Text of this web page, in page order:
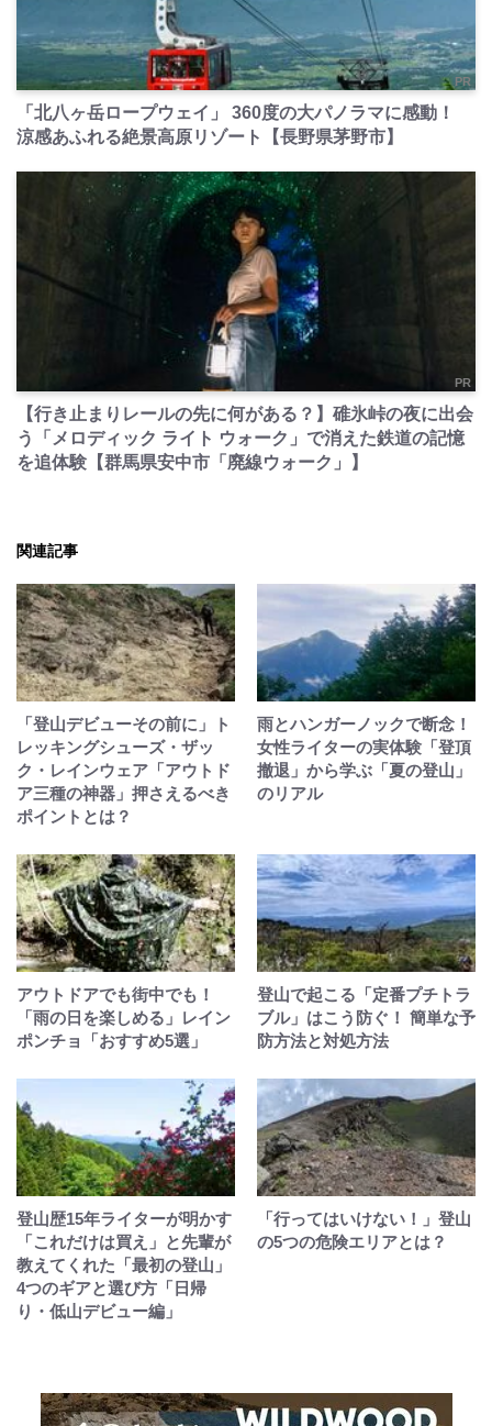
PR
「北八ヶ岳ロープウェイ」 360度の大パノラマに感動！
涼感あふれる絶景高原リゾート【長野県茅野市】
PR
【行き止まりレールの先に何がある？】碓氷峠の夜に出会
う「メロディック ライト ウォーク」で消えた鉄道の記憶
を追体験【群馬県安中市「廃線ウォーク」】
関連記事
「登山デビューその前に」ト
レッキングシューズ・ザッ
ク・レインウェア「アウトド
ア三種の神器」押さえるべき
ポイントとは？
雨とハンガーノックで断念！
女性ライターの実体験「登頂
撤退」から学ぶ「夏の登山」
のリアル
アウトドアでも街中でも！
「雨の日を楽しめる」レイン
ポンチョ「おすすめ5選」
登山で起こる「定番プチトラ
ブル」はこう防ぐ！ 簡単な予
防方法と対処方法
登山歴15年ライターが明かす
「これだけは買え」と先輩が
教えてくれた「最初の登山」
4つのギアと選び方「日帰
り・低山デビュー編」
「行ってはいけない！」登山
の5つの危険エリアとは？